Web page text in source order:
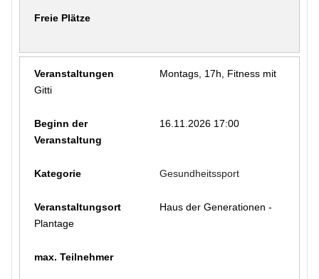
Montags, 17h, Fitness mit
Gitti
16.11.2026 17:00
Gesundheitssport
Haus der Generationen -
Plantage